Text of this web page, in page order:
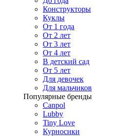
Конструкторы
Куклы
От 1 года
От 2 лет
От 3 лет
От 4 лет
В детский сад
От 5 лет
Для девочек
Для мальчиков
Популярные бренды
Canpol
Lubby
Tiny Love
Курносики